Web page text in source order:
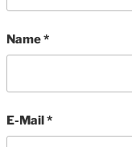
Name*
E-Mail*